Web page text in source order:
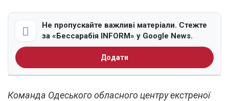
Не пропускайте важливі матеріали. Стежте
за «Бессарабія INFORM» у Google News.
Додати
Команда Одеського обласного центру екстреної